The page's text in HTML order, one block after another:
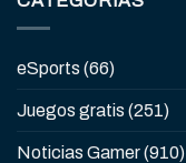
eSports (66)
Juegos gratis (251)
Noticias Gamer(910)